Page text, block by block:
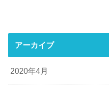
アーカイブ
2020年4月